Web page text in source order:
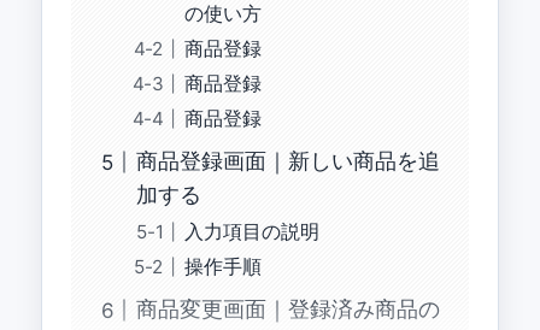
の使い方
商品登録
商品登録
商品登録
商品登録画面｜新しい商品を追
加する
入力項目の説明
操作手順
商品変更画面｜登録済み商品の